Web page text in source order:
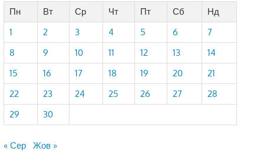
Пн
Вт Ср Чт Пт Сб
Нд
1
2 3 4 5 6
7
8
9 10 11 12 13
14
15
16 17 18 19 20
21
22
23 24 25 26 27
28
29
30
« Сер Жов »